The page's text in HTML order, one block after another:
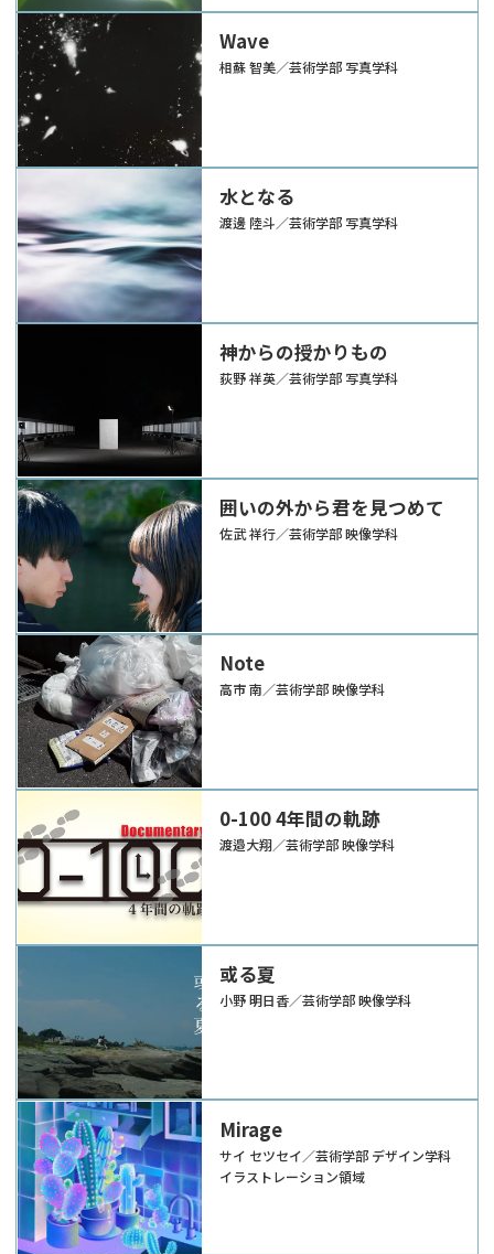
Wave
相蘇 智美／芸術学部 写真学科
水となる
渡邊 陸斗／芸術学部 写真学科
神からの授かりもの
荻野 祥英／芸術学部 写真学科
囲いの外から君を見つめて
佐武 祥行／芸術学部 映像学科
Note
高市 南／芸術学部 映像学科
0-100 4年間の軌跡
渡邉大翔／芸術学部 映像学科
或る夏
小野 明日香／芸術学部 映像学科
Mirage
サイ セツセイ／芸術学部 デザイン学科
イラストレーション領域